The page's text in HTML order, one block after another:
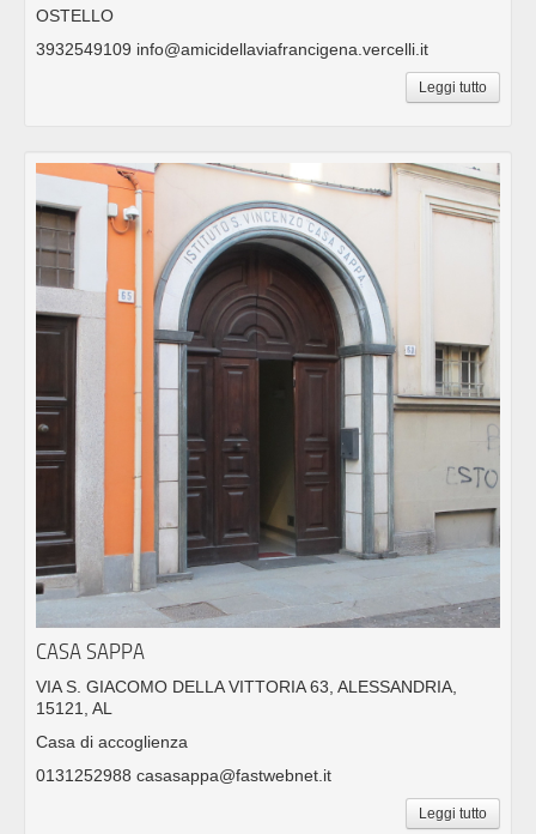
OSTELLO
3932549109 info@amicidellaviafrancigena.vercelli.it
Leggi tutto
CASA SAPPA
VIA S. GIACOMO DELLA VITTORIA 63, ALESSANDRIA,
15121, AL
Casa di accoglienza
0131252988 casasappa@fastwebnet.it
Leggi tutto